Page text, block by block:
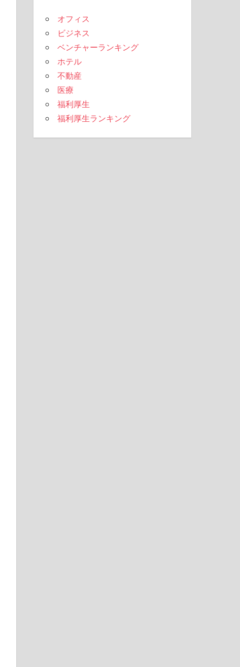
オフィス
ビジネス
ベンチャーランキング
ホテル
不動産
医療
福利厚生
福利厚生ランキング